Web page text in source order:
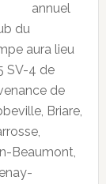
annuel
du
aura lieu
SV-4 de
de
Briare,
Beaumont,